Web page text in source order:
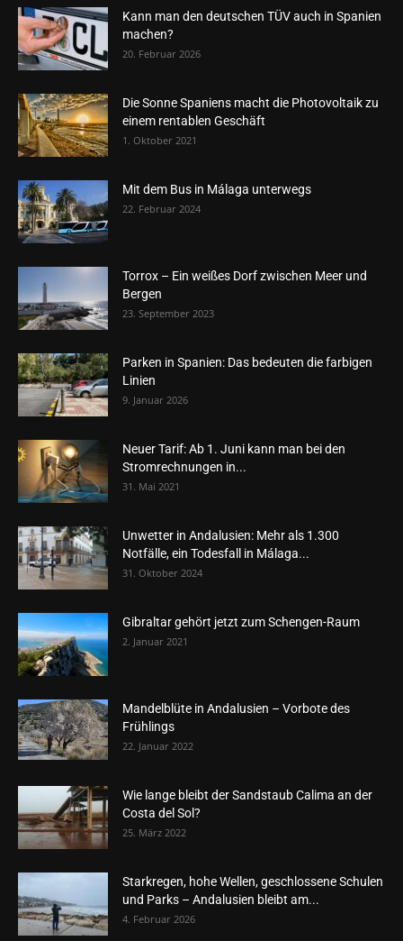
Kann man den deutschen TÜV auch in Spanien
machen?
20. Februar 2026
Die Sonne Spaniens macht die Photovoltaik zu
einem rentablen Geschäft
1. Oktober 2021
Mit dem Bus in Málaga unterwegs
22. Februar 2024
Torrox – Ein weißes Dorf zwischen Meer und
Bergen
23. September 2023
Parken in Spanien: Das bedeuten die farbigen
Linien
9. Januar 2026
Neuer Tarif: Ab 1. Juni kann man bei den
Stromrechnungen in...
31. Mai 2021
Unwetter in Andalusien: Mehr als 1.300
Notfälle, ein Todesfall in Málaga...
31. Oktober 2024
Gibraltar gehört jetzt zum Schengen-Raum
2. Januar 2021
Mandelblüte in Andalusien – Vorbote des
Frühlings
22. Januar 2022
Wie lange bleibt der Sandstaub Calima an der
Costa del Sol?
25. März 2022
Starkregen, hohe Wellen, geschlossene Schulen
und Parks – Andalusien bleibt am...
4. Februar 2026